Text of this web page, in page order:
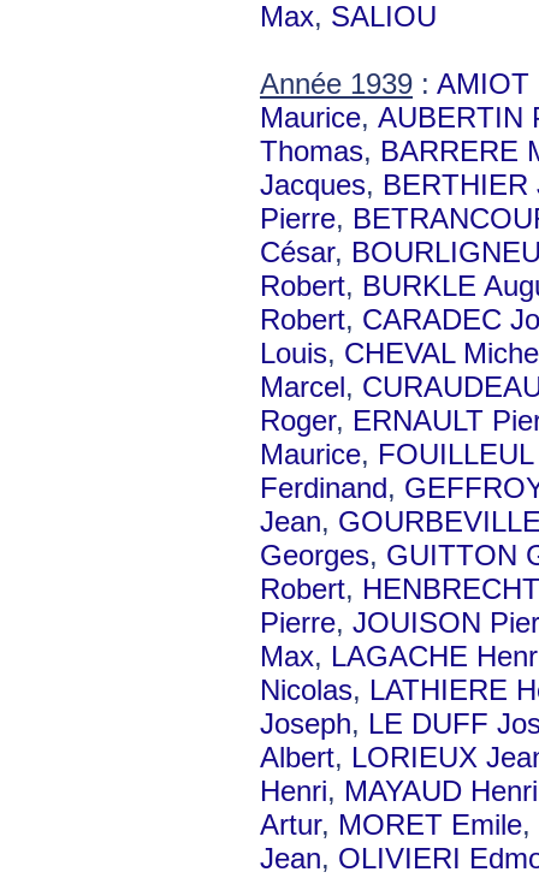
Max, SALIOU
Année 1939 : AMIOT
Maurice, AUBERTIN
Thomas, BARRERE
Jacques, BERTHIER
Pierre,
César,
Robert, BURKLE
Robert, CARADEC
Louis, CHEVAL
Marcel,
Roger, ERNAULT
Maurice,
Ferdinand,
Jean,
Georges, GUITTON
Robert,
Pierre, JOUISON
Max, LAGACHE
Nicolas, LATHIERE
Joseph, LE DUFF
Albert, LORIEUX
Henri, MAYAUD Henri
Artur, MORET Emile,
Jean, OLIVIERI